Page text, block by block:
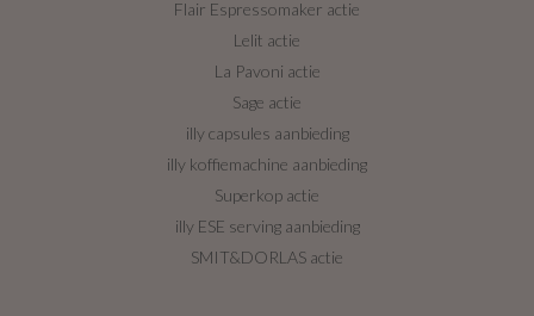
Flair Espressomaker actie
Lelit actie
La Pavoni actie
Sage actie
illy capsules aanbieding
illy koffiemachine aanbieding
Superkop actie
illy ESE serving aanbieding
SMIT&DORLAS actie